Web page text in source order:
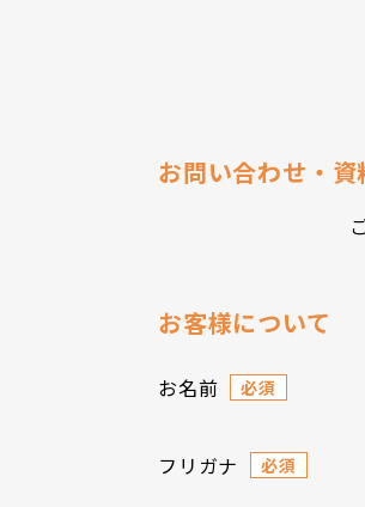
お問い合わせ・資
お客様について
お名前 必須
フリガナ 必須